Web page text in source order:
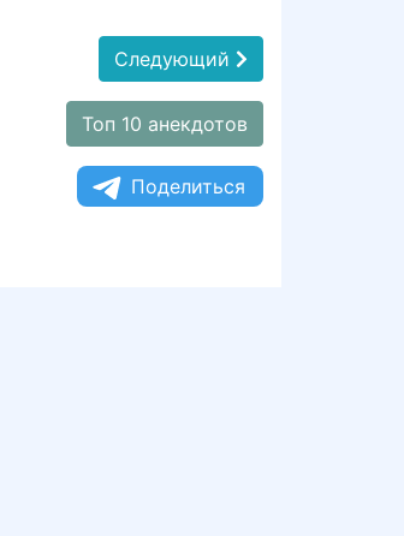
Следующий
Топ 10 анекдотов
Поделиться